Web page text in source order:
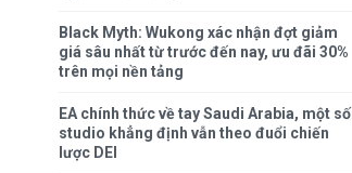
Black Myth: Wukong xác nhận đợt giảm
giá sâu nhất từ trước đến nay, ưu đãi 30%
trên mọi nền tảng
EA chính thức về tay Saudi Arabia, một số
studio khẳng định vẫn theo đuổi chiến
lược DEI